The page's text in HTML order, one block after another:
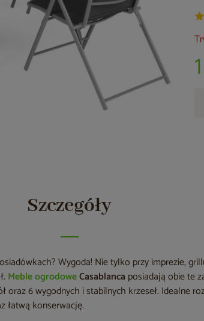
Szczegóły
Wygoda! Nie tylko przy imprezie,
Meble ogrodoweCasablanca posiadają obie te
oraz 6 wygodnych i stabilnych krzeseł. Idealne
łatwą konserwację.